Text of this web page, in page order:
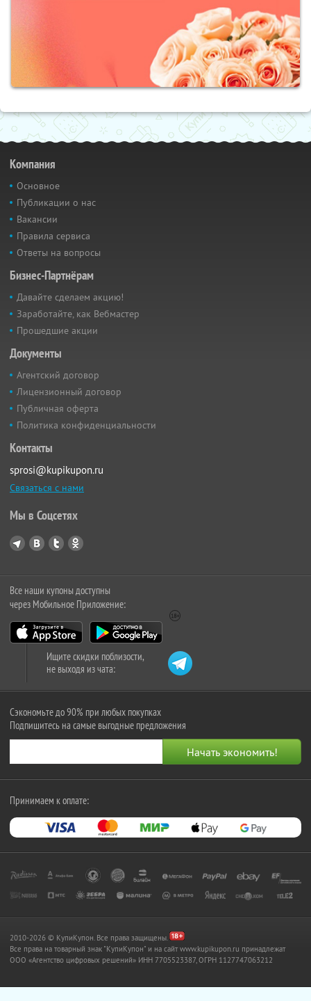
Компания
Основное
Публикации о нас
Вакансии
Правила сервиса
Ответы на вопросы
Бизнес-Партнёрам
Давайте сделаем акцию!
Заработайте, как Вебмастер
Прошедшие акции
Документы
Агентский договор
Лицензионный договор
Публичная оферта
Политика конфиденциальности
Контакты
sprosi@kupikupon.ru
Связаться с нами
Мы в Соцсетях
Все наши купоны доступны
через Мобильное Приложение:
Ищите скидки поблизости,
не выходя из чата:
Сэкономьте до 90% при любых покупках
Подпишитесь на самые выгодные предложения
Принимаем к оплате:
2010-2026 © КупиКупон. Все права защищены.
Все права на товарный знак "КупиКупон" и на сайт www.kupikupon.ru принадлежат
OOO «Агентство цифровых решений» ИНН 7705523387, ОГРН 1127747063212